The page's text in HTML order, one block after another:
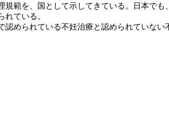
範を、国として示してきている。日本で
ている。
められている不妊治療と認められていない